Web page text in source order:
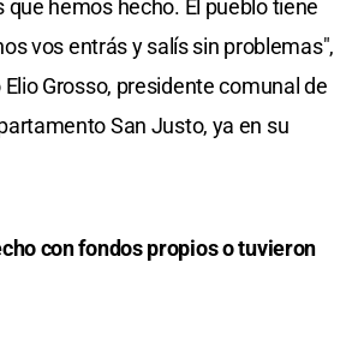
que hemos hecho. El pueblo tiene
vos entrás y salís sin problemas",
Grosso, presidente comunal de
San Justo, ya en su
con fondos propios o tuvieron